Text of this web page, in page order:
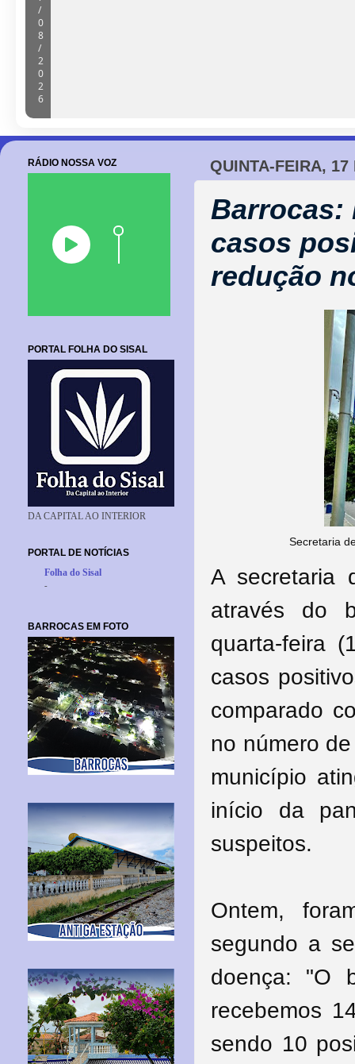
/
0
8
/
2
0
2
6
QUINTA-FEIRA, 17
Barrocas:
casos
redução
Secretaria
A secretaria
através do
quarta-feira
casos
comparado
no número
município
início da
suspeitos.
Ontem,
segundo a
doença: "O
recebemos
sendo 10
RÁDIO NOSSA VOZ
PORTAL FOLHA DO SISAL
DA CAPITAL AO INTERIOR
PORTAL DE NOTÍCIAS
Folha do Sisal
-
BARROCAS EM FOTO